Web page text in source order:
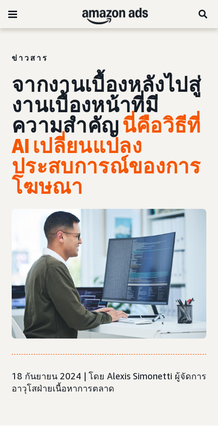
ข่าวสาร
จากงานเบื้องหลังไปสู่
งานเบื้องหน้าที่มี
ความสำคัญนี่คือวิธีที่
AI เปลี่ยนแปลง
ประสบการณ์ของการ
โฆษณา
18 กันยายน 2024 | โดย Alexis Simonetti ผู้จัดการ
อาวุโสฝ่ายเนื้อหาการตลาด